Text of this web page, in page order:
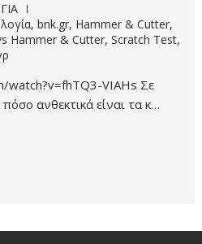
,bnk.gr, Hammer & Cutter,
Hammer & Cutter,Scratch Test,
VIAHs Σε
ανθεκτικά είναι τα κ…